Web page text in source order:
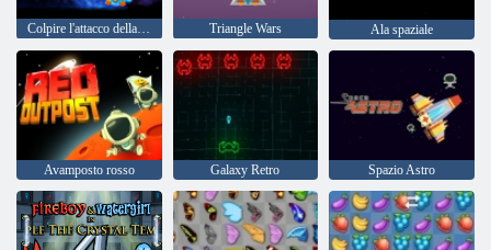
Colpire l'attacco della galassia Triangle Wars Ala spaziale
Avamposto rosso Galaxy Retro Spazio Astro